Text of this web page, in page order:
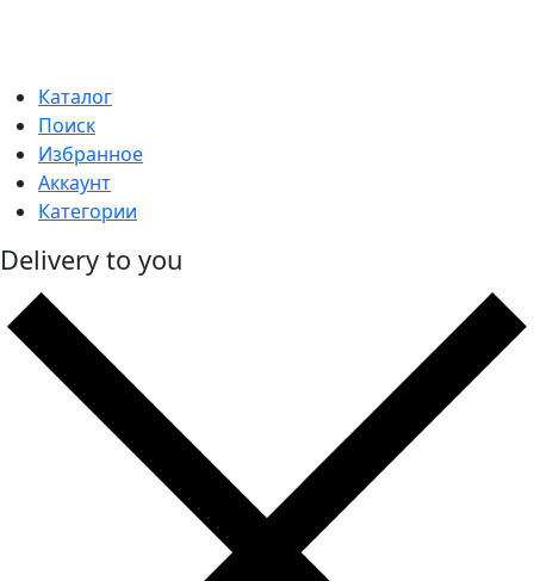
Каталог
Поиск
Избранное
Аккаунт
Категории
Delivery to you